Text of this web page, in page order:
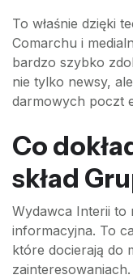
To właśnie dzięki
Comarchu i
bardzo szybko
nie tylko newsy,
darmowych poczt
Co
skład
Wydawca Interii to
informacyjna. To
które docierają do